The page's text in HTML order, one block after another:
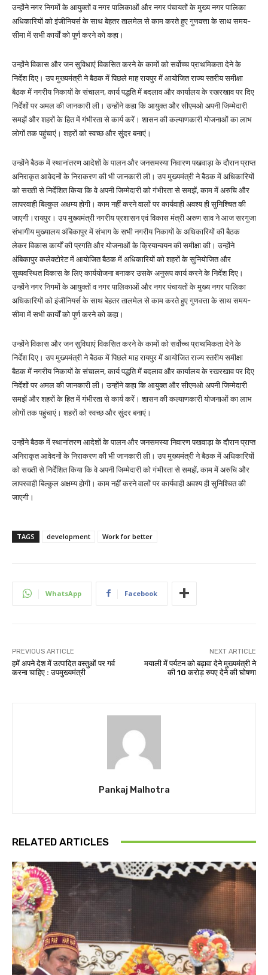
उन्होंने नगर निगमों के आयुक्तों व नगर पालिकाओं और नगर पंचायतों के मुख्य नगर पालिका
अधिकारियों को इंजीनियर्स के साथ बेहतर तालमेल से काम करते हुए गुणवत्ता के साथ समय-
सीमा में सभी कार्यों को पूर्ण करने को कहा।
उन्होंने विकास और जन सुविधाएं विकसित करने के कामों को सर्वोच्च प्राथमिकता देने के
निर्देश दिए। उप मुख्यमंत्री ने बैठक में पिछले माह रायपुर में आयोजित राज्य स्तरीय समीक्षा
बैठक में नगरीय निकायों के संचालन, कार्य पद्धति में बदलाव और कार्यालय के रखरखाव पर दिए
निर्देशों पर अमल की जानकारी ली। उन्होंने कहा कि आयुक्त और सीएमओ अपनी जिम्मेदारी
समझें और शहरों के हित में गंभीरता से कार्य करें। शासन की कल्याणकारी योजनाओं का लाभ
लोगों तक पहुंचाएं। शहरों को स्वच्छ और सुंदर बनाएं।
उन्होंने बैठक में स्थानांतरण आदेशों के पालन और जनसमस्या निवारण पखवाड़ा के दौरान प्राप्त
अनिराकृत आवेदनों के निराकरण की भी जानकारी ली। उप मुख्यमंत्री ने बैठक में अधिकारियों
को सख्ती से निर्देशित किया कि वे अपनी जिम्मेदारी को गंभीरता से समझें, काम में अरुचि और
लापरवाही बिल्कुल अक्षम्य होगी। काम नहीं करने वालों पर कार्यवाही अवश्य ही सुनिश्चित की
जाएगी।रायपुर। उप मुख्यमंत्री नगरीय प्रशासन एवं विकास मंत्री अरुण साव ने आज सरगुजा
संभागीय मुख्यालय अंबिकापुर में संभाग के सभी नगरीय निकायों के अधिकारियों की बैठक
लेकर विकास कार्यों की प्रगति और योजनाओं के क्रियान्वयन की समीक्षा की। उन्होंने
अंबिकापुर कलेक्टोरेट में आयोजित बैठक में अधिकारियों को शहरों के सुनियोजित और
सुव्यवस्थित विकास के लिए कार्ययोजना बनाकर उसके अनुरूप कार्य करने के निर्देश दिए।
उन्होंने नगर निगमों के आयुक्तों व नगर पालिकाओं और नगर पंचायतों के मुख्य नगर पालिका
अधिकारियों को इंजीनियर्स के साथ बेहतर तालमेल से काम करते हुए गुणवत्ता के साथ समय-
सीमा में सभी कार्यों को पूर्ण करने को कहा।
उन्होंने विकास और जन सुविधाएं विकसित करने के कामों को सर्वोच्च प्राथमिकता देने के
निर्देश दिए। उप मुख्यमंत्री ने बैठक में पिछले माह रायपुर में आयोजित राज्य स्तरीय समीक्षा
बैठक में नगरीय निकायों के संचालन, कार्य पद्धति में बदलाव और कार्यालय के रखरखाव पर दिए
निर्देशों पर अमल की जानकारी ली। उन्होंने कहा कि आयुक्त और सीएमओ अपनी जिम्मेदारी
समझें और शहरों के हित में गंभीरता से कार्य करें। शासन की कल्याणकारी योजनाओं का लाभ
लोगों तक पहुंचाएं। शहरों को स्वच्छ और सुंदर बनाएं।
उन्होंने बैठक में स्थानांतरण आदेशों के पालन और जनसमस्या निवारण पखवाड़ा के दौरान प्राप्त
अनिराकृत आवेदनों के निराकरण की भी जानकारी ली। उप मुख्यमंत्री ने बैठक में अधिकारियों
को सख्ती से निर्देशित किया कि वे अपनी जिम्मेदारी को गंभीरता से समझें, काम में अरुचि और
लापरवाही बिल्कुल अक्षम्य होगी। काम नहीं करने वालों पर कार्यवाही अवश्य ही सुनिश्चित की
जाएगी।
TAGS development Work for better
WhatsApp Facebook
PREVIOUS ARTICLE
हमें अपने देश में उत्पादित वस्तुओं पर गर्व
करना चाहिए : उपमुख्यमंत्री
NEXT ARTICLE
मयाली में पर्यटन को बढ़ावा देने मुख्यमंत्री ने
की 10 करोड़ रुपए देने की घोषणा
Pankaj Malhotra
RELATED ARTICLES